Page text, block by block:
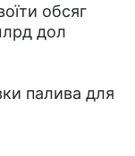
обсяг
дол
палива для